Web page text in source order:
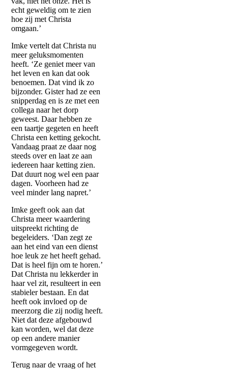
echt geweldig om te zien
hoe zij met Christa
omgaan.’
Imke vertelt dat Christa nu
meer geluksmomenten
heeft. ‘Ze geniet meer van
het leven en kan dat ook
benoemen. Dat vind ik zo
bijzonder. Gister had ze een
snipperdag en is ze met een
collega naar het dorp
geweest. Daar hebben ze
een taartje gegeten en heeft
Christa een ketting gekocht.
Vandaag praat ze daar nog
steeds over en laat ze aan
iedereen haar ketting zien.
Dat duurt nog wel een paar
dagen. Voorheen had ze
veel minder lang napret.’
Imke geeft ook aan dat
Christa meer waardering
uitspreekt richting de
begeleiders. ‘Dan zegt ze
aan het eind van een dienst
hoe leuk ze het heeft gehad.
Dat is heel fijn om te horen.’
Dat Christa nu lekkerder in
haar vel zit, resulteert in een
stabieler bestaan. En dat
heeft ook invloed op de
meerzorg die zij nodig heeft.
Niet dat deze afgebouwd
kan worden, wel dat deze
op een andere manier
vormgegeven wordt.
Terug naar de vraag of het